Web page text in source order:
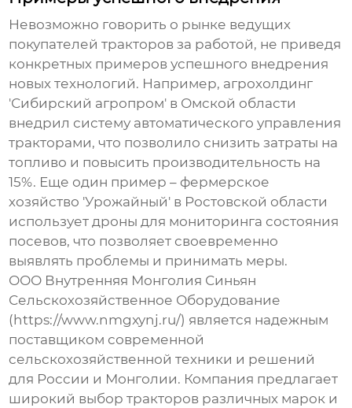
Невозможно говорить о рынке ведущих
покупателей тракторов за работой, не приведя
конкретных примеров успешного внедрения
новых технологий. Например, агрохолдинг
'Сибирский агропром' в Омской области
внедрил систему автоматического управления
тракторами, что позволило снизить затраты на
топливо и повысить производительность на
15%. Еще один пример – фермерское
хозяйство 'Урожайный' в Ростовской области
использует дроны для мониторинга состояния
посевов, что позволяет своевременно
выявлять проблемы и принимать меры.
ООО Внутренняя Монголия Синьян
Сельскохозяйственное Оборудование
(https://www.nmgxynj.ru/) является надежным
поставщиком современной
сельскохозяйственной техники и решений
для России и Монголии. Компания предлагает
широкий выбор тракторов различных марок и